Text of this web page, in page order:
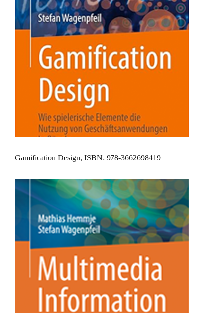
Gamification Design, ISBN: 978-3662698419